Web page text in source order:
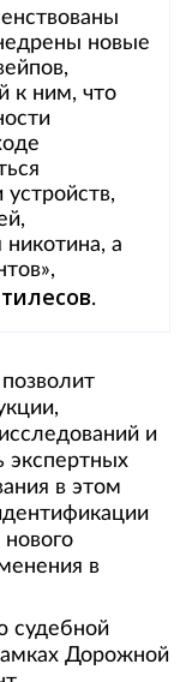
новые
к ним, что
устройств,
а
.
и
экспертных
в этом
в
судебной
Дорожной